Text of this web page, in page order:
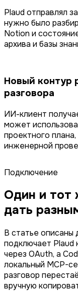
Plaud отправлял
нужно было
Notion и
архива и базы
Новый контур
разговора
ИИ-клиент
может
проектного
инженерной
Подключение
Один и тот
дать
В статье описаны
подключает Plaud
через OAuth, а
локальный MCP-
разговор
вручную